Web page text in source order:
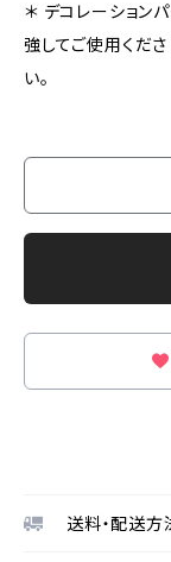
＊ デコレーション
強してご使用くださ
送料・配送方